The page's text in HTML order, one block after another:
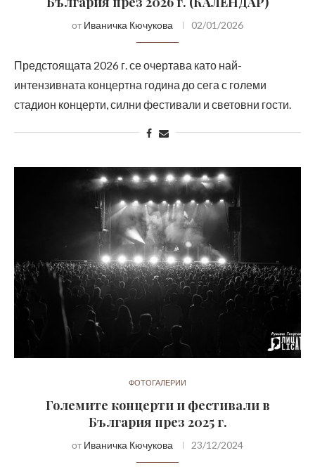
от Иваничка Кючукова 02/01/2026
Предстоящата 2026 г. се очертава като най-
интензивната концертна година до сега с големи
стадион концерти, силни фестивали и световни гости.
ФОТОГАЛЕРИИ
Големите концерти и фестивали в
България през 2025 г.
от Иваничка Кючукова 23/12/2024